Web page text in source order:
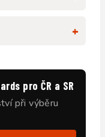
+
pro ČR a SR
při výběru